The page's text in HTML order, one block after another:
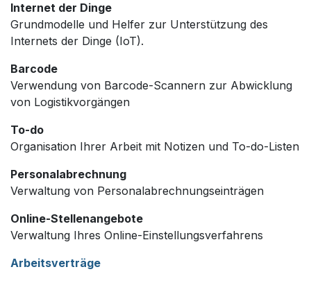
Internet der Dinge
Grundmodelle und Helfer zur Unterstützung des
Internets der Dinge (IoT).
Barcode
Verwendung von Barcode-Scannern zur Abwicklung
von Logistikvorgängen
To-do
Organisation Ihrer Arbeit mit Notizen und To-do-Listen
Personalabrechnung
Verwaltung von Personalabrechnungseinträgen
Online-Stellenangebote
Verwaltung Ihres Online-Einstellungsverfahrens
Arbeitsverträge